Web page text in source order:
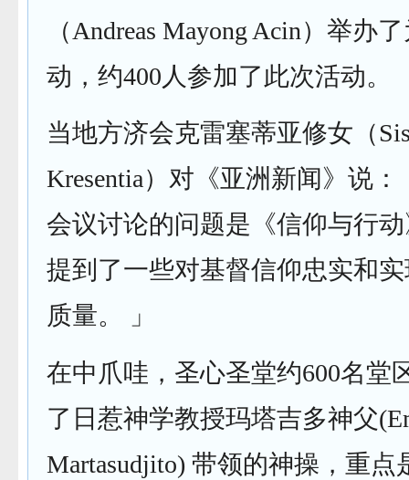
（Andreas Mayong Acin）举办
动，约400人参加了此次活动。
当地方济会克雷塞蒂亚修女（
Kresentia）对《亚洲新闻》说
会议讨论的问题是《信仰与行
提到了一些对基督信仰忠实和
质量。 」
在中爪哇，圣心圣堂约600名堂
了日惹神学教授玛塔吉多神父
Martasudjito) 带领的神操，重点